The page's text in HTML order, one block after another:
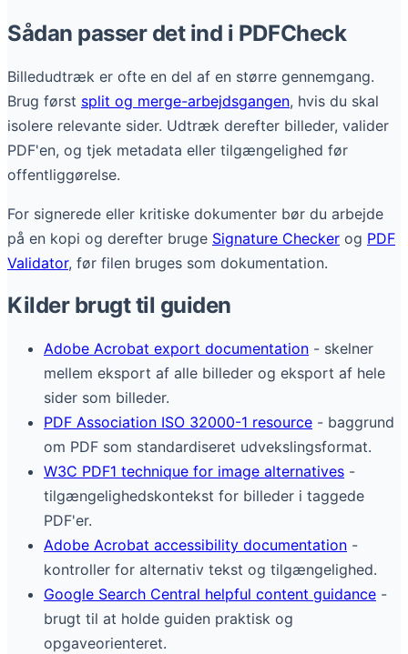
Sådan passer det ind i PDFCheck
Billedudtræk er ofte en del af en større gennemgang.
Brug først split og merge-arbejdsgangen, hvis du skal
isolere relevante sider. Udtræk derefter billeder, valider
PDF'en, og tjek metadata eller tilgængelighed før
offentliggørelse.
For signerede eller kritiske dokumenter bør du arbejde
på en kopi og derefter bruge Signature Checker og PDF
Validator, før filen bruges som dokumentation.
Kilder brugt til guiden
Adobe Acrobat export documentation - skelner
mellem eksport af alle billeder og eksport af hele
sider som billeder.
PDF Association ISO 32000-1 resource - baggrund
om PDF som standardiseret udvekslingsformat.
W3C PDF1 technique for image alternatives -
tilgængelighedskontekst for billeder i taggede
PDF'er.
Adobe Acrobat accessibility documentation -
kontroller for alternativ tekst og tilgængelighed.
Google Search Central helpful content guidance -
brugt til at holde guiden praktisk og
opgaveorienteret.